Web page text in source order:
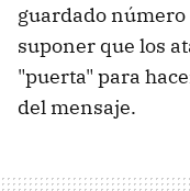
guardado número
suponer que los
"puerta" para
del mensaje.